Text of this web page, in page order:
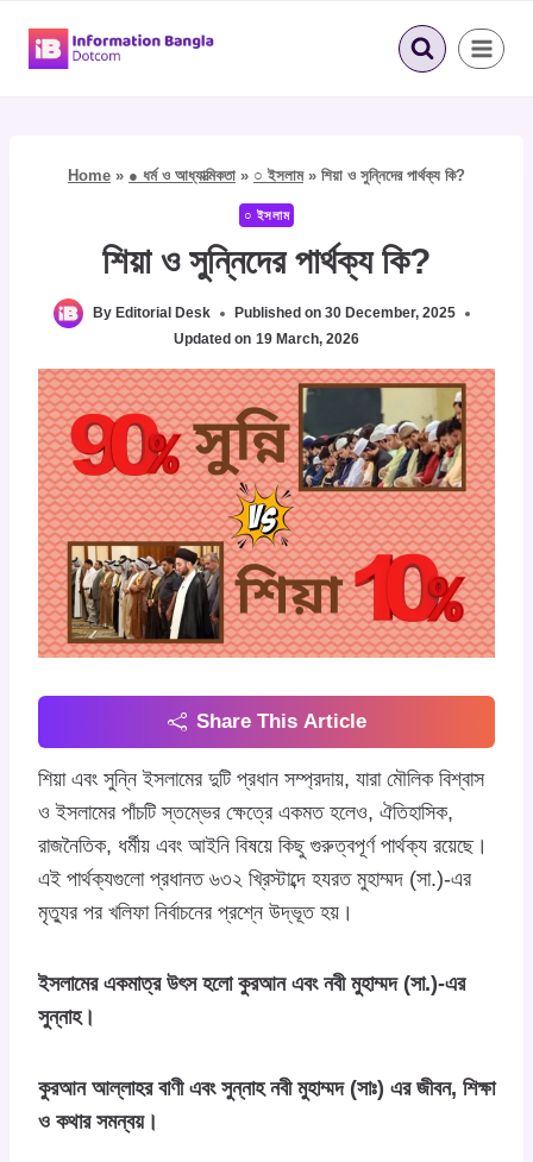
Home » ● ধর্ম ও আধ্যাত্মিকতা » ○ ইসলাম» শিয়া ও সুন্নিদের পার্থক্য কি?
○ ইসলাম
শিয়া ও সুন্নিদের পার্থক্য কি?
By Editorial Desk Published on 30 December, 2025
Updated on 19 March, 2026
Share This Article
শিয়া এবং সুন্নি ইসলামের দুটি প্রধান সম্প্রদায়, যারা মৌলিক বিশ্বাস
ও ইসলামের পাঁচটি স্তম্ভের ক্ষেত্রে একমত হলেও, ঐতিহাসিক,
রাজনৈতিক, ধর্মীয় এবং আইনি বিষয়ে কিছু গুরুত্বপূর্ণ পার্থক্য রয়েছে।
এই পার্থক্যগুলো প্রধানত ৬৩২ খ্রিস্টাব্দে হযরত মুহাম্মদ (সা.)-এর
মৃত্যুর পর খলিফা নির্বাচনের প্রশ্নে উদ্ভূত হয়।
ইসলামের একমাত্র উৎস হলো কুরআন এবং নবী মুহাম্মদ (সা.)-এর
সুন্নাহ।
কুরআন আল্লাহর বাণী এবং সুন্নাহ নবী মুহাম্মদ (সাঃ) এর জীবন, শিক্ষা
ও কথার সমন্বয়।